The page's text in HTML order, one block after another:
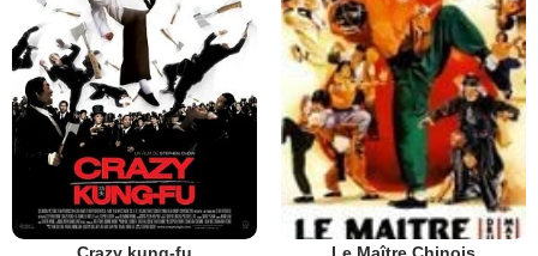
Crazy kung-fu